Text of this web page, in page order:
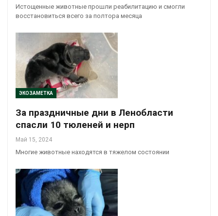
Истощенные животные прошли реабилитацию и смогли
восстановиться всего за полтора месяца
ЭКОЗАМЕТКА
За праздничные дни в Ленобласти
спасли 10 тюленей и нерп
Май 15, 2024
Многие животные находятся в тяжелом состоянии